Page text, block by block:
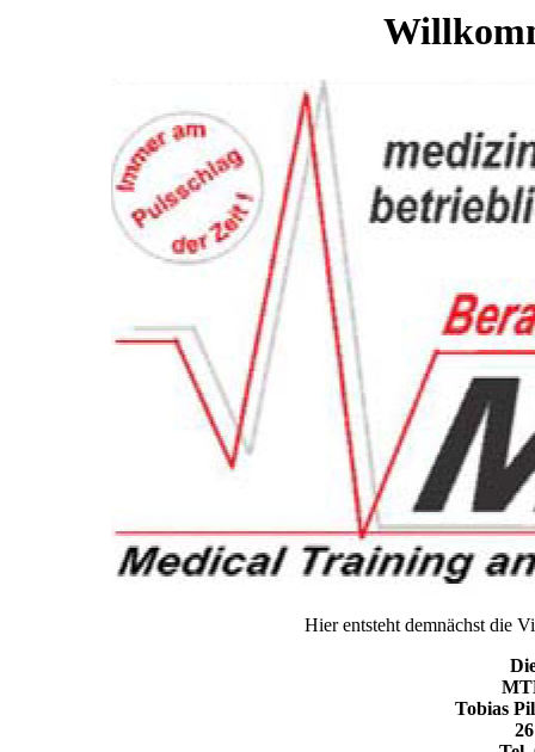
Hier entsteht demnächst die
Tobias